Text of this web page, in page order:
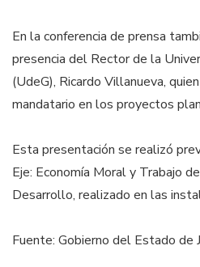
En la conferencia de prensa
presencia del Rector de la
(UdeG), Ricardo Villanueva,
mandatario en los proyectos
Esta presentación se realizó
Eje: Economía Moral y Trabajo
Desarrollo, realizado en las
Fuente: Gobierno del Estado de